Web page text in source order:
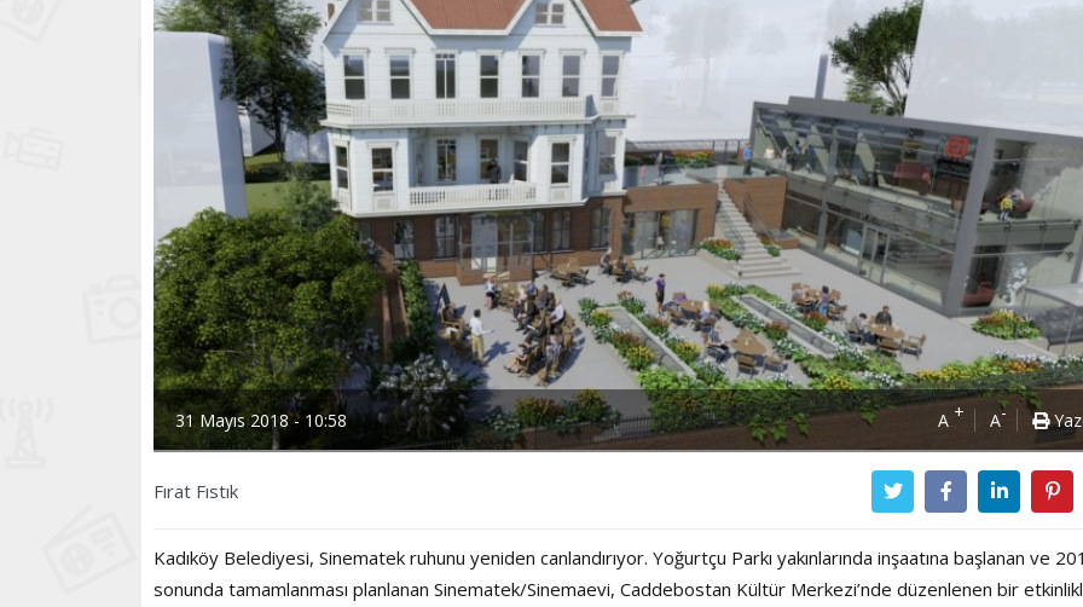
31 Mayıs 2018 - 10:58 A + A-
Fırat Fıstık
Kadıköy Belediyesi, Sinematek ruhunu yeniden canlandırıyor. Yoğurtçu Parkı yakınlarında inşaatına başlanan ve
sonunda tamamlanması planlanan Sinematek/Sinemaevi, Caddebostan Kültür Merkezi’nde düzenlenen bir